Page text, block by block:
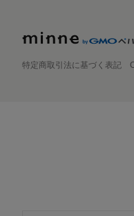
特定商取引法に基づく表記